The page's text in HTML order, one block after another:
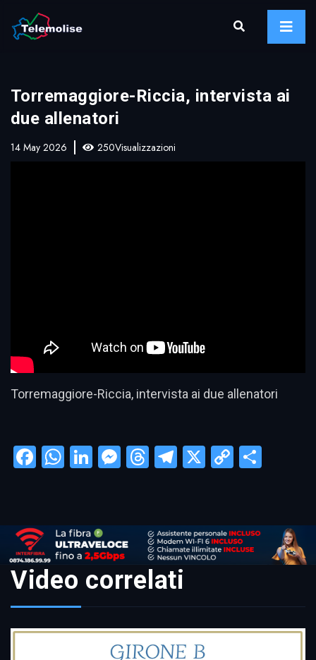
Torremaggiore-Riccia, intervista ai
due allenatori
14 May 2026 250Visualizzazioni
Torremaggiore-Riccia, intervista ai due allenatori
Facebook
WhatsApp
LinkedIn
Messenger
Threads
Telegram
X
Copy
Video correlati